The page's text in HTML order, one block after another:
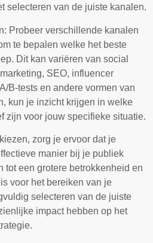
selecteren van de juiste kanalen.
Probeer verschillende kanalen
te bepalen welke het beste
Dit kan variëren van social
SEO, influencer
B-tests en andere vormen van
kun je inzicht krijgen in welke
zijn voor jouw specifieke situatie.
zorg je ervoor dat je
manier bij je publiek
tot een grotere betrokkenheid en
voor het bereiken van je
selecteren van de juiste
impact hebben op het